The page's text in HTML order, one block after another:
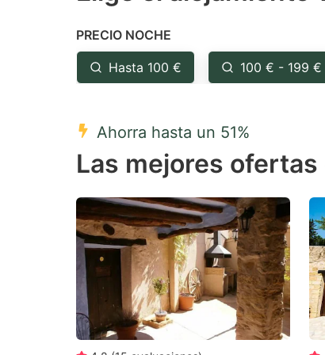
question
mark
key
get
the
keyboard
shortcuts
for
changing
dates.
PRECIO NOCHE
Hasta 100 € 100 € - 199 €
Ahorra hasta un 51%
Las mejores